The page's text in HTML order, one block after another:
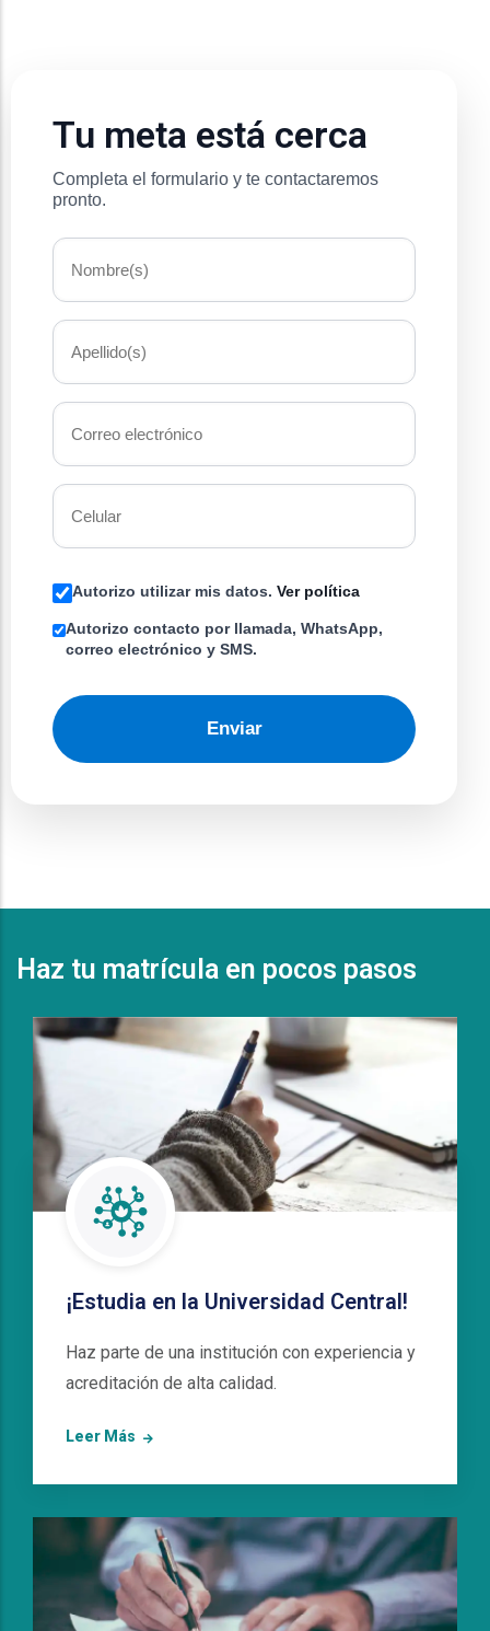
Tu meta está cerca
Completa el formulario y te contactaremos
pronto.
Autorizo utilizar mis datos. Ver política
Autorizo contacto por llamada, WhatsApp,
correo electrónico y SMS.
Enviar
Haz tu matrícula en pocos pasos
¡Estudia en la Universidad Central!
Haz parte de una institución con experiencia y
acreditación de alta calidad.
Leer Más